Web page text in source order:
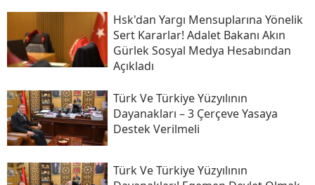
Hsk'dan Yargı Mensuplarına Yönelik
Sert Kararlar! Adalet Bakanı Akın
Gürlek Sosyal Medya Hesabından
Açıkladı
Türk Ve Türkiye Yüzyılının
Dayanakları – 3 Çerçeve Yasaya
Destek Verilmeli
Türk Ve Türkiye Yüzyılının